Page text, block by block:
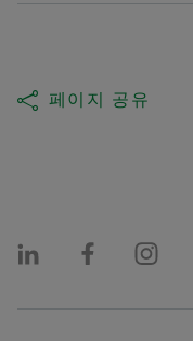
페이지 공유